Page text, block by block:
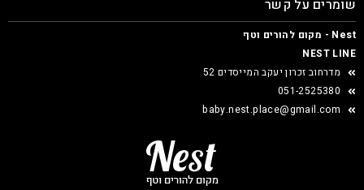
שומרים על קשר
Nest - מקום להורים וטף
NEST LINE
מדרחוב זכרון יעקב המייסדים 52
051-2525380
baby.nest.place@gmail.com